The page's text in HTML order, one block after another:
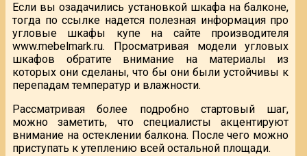
Если вы озадачились установкой шкафа на балконе,
тогда по ссылке надется полезная информация про
угловые шкафы купе на сайте производителя
www.mebelmark.ru. Просматривая модели угловых
шкафов обратите внимание на материалы из
которых они сделаны, что бы они были устойчивы к
перепадам температур и влажности.
Рассматривая более подробно стартовый шаг,
можно заметить, что специалисты акцентируют
внимание на остеклении балкона. После чего можно
приступать к утеплению всей остальной площади.